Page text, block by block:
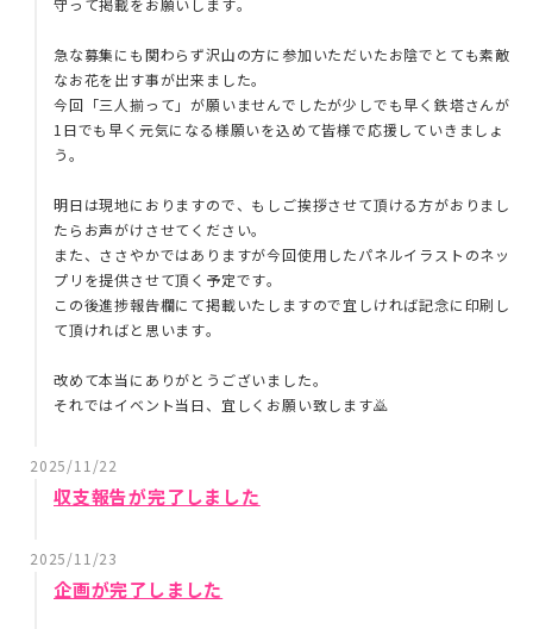
守って掲載をお願いします。
急な募集にも関わらず沢山の方に参加いただいたお陰でとても素敵
なお花を出す事が出来ました。
今回「三人揃って」が願いませんでしたが少しでも早く鉄塔さんが
1日でも早く元気になる様願いを込めて皆様で応援していきましょ
う。
明日は現地におりますので、もしご挨拶させて頂ける方がおりまし
たらお声がけさせてください。
また、ささやかではありますが今回使用したパネルイラストのネッ
プリを提供させて頂く予定です。
この後進捗報告欄にて掲載いたしますので宜しければ記念に印刷し
て頂ければと思います。
改めて本当にありがとうございました。
それではイベント当日、宜しくお願い致します🙇
2025/11/22
収支報告が完了しました
2025/11/23
企画が完了しました